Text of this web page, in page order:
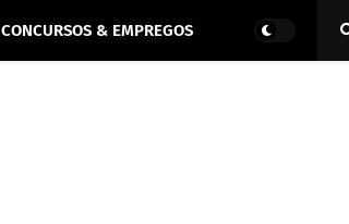
CONCURSOS & EMPREGOS